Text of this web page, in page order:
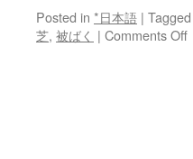
Posted in *日本語 | Tagged
芝, 被ばく | Comments Offon